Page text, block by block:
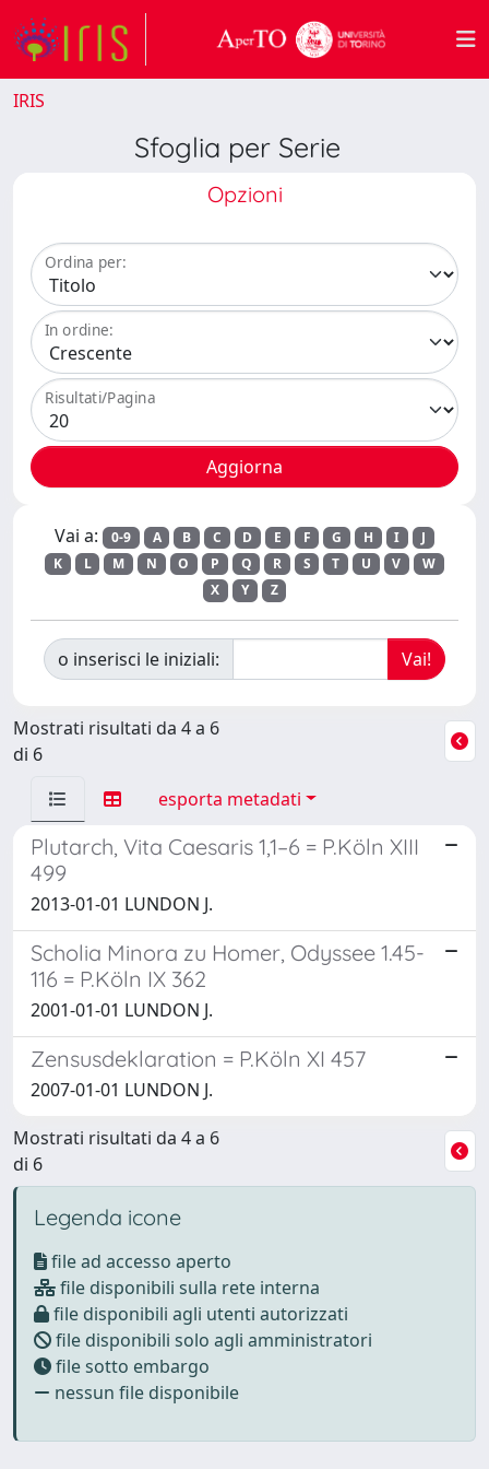
IRIS
Sfoglia per Serie
Opzioni
Ordina per:
In ordine:
Risultati/Pagina
Vai a: 0-9 A B C D E F G H I
J
K
L M N O P Q R S T U V
W
X
Y Z
o inserisci le iniziali:
Mostrati risultati da 4 a 6
di 6
esporta metadati
Plutarch, Vita Caesaris 1,1–6 = P.Köln XIII
499
2013-01-01 LUNDON J.
Scholia Minora zu Homer, Odyssee 1.45-
116 = P.Köln IX 362
2001-01-01 LUNDON J.
Zensusdeklaration = P.Köln XI 457
2007-01-01 LUNDON J.
Mostrati risultati da 4 a 6
di 6
Legenda icone
file ad accesso aperto
file disponibili sulla rete interna
file disponibili agli utenti autorizzati
file disponibili solo agli amministratori
file sotto embargo
nessun file disponibile